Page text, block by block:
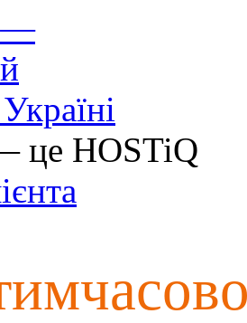
це HOSTiQ